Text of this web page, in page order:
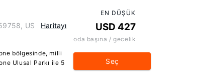
US
Haritayı
bölgesinde, milli
Ulusal Parkı ile 5
EN DÜŞÜK
USD 427
oda başına / gecelik
Seç